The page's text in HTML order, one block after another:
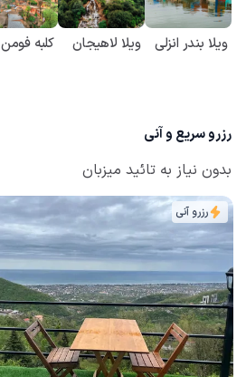
ویلا بندر انزلی ویلا لاهیجان کلبه فومن
رزرو سریع و آنی
بدون نیاز به تائید میزبان
رزرو آنی